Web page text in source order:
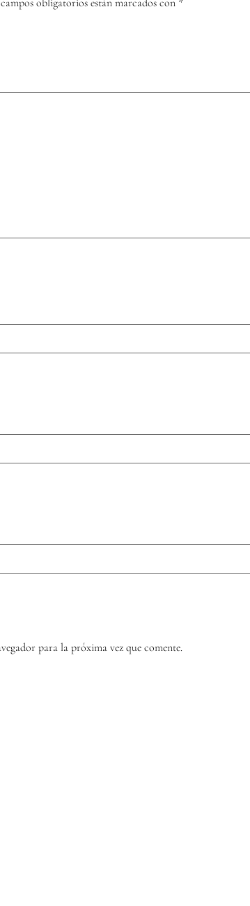
obligatorios están marcados con *
para la próxima vez que comente.